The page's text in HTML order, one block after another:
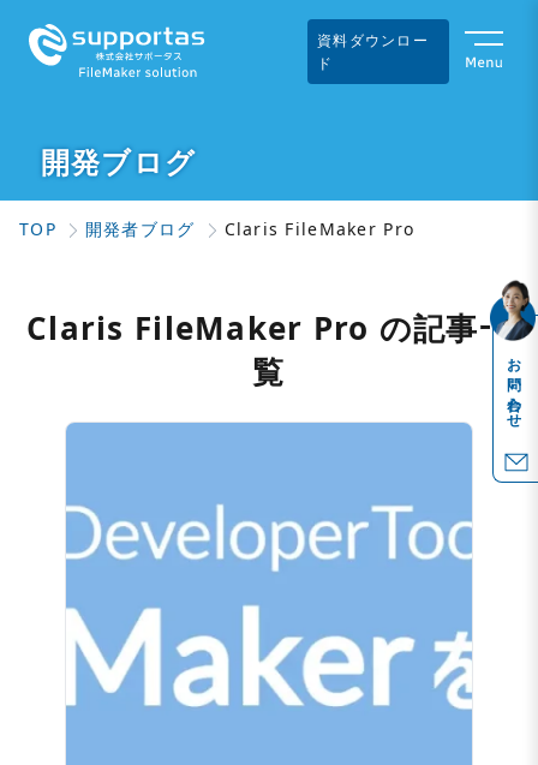
資料ダウンロー
ド
お問い合わせ
開発ブログ
TOP 開発者ブログ Claris FileMaker Pro
Claris FileMaker Pro の記事一
覧